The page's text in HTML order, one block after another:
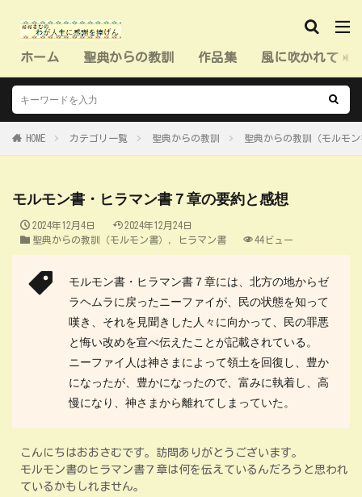
ホーム 聖典からの教訓 作品集 風に吹かれて（
HOME カテゴリ一覧 聖典からの教訓 聖典からの教訓（モルモ
モルモン書・ヒラマン書７章の要約と感想
2024年12月4日
2024年12月24日
聖典からの教訓（モルモン書）
ヒラマン書 44ビュー
モルモン書・ヒラマン書７章には、北方の地からゼ
ラヘムラに戻ったニーファイが、民の状態を知って
嘆き、それを見聞きした人々に向かって、民の罪悪
と悔い改めを宣べ伝えたことが記載されている。
ニーファイ人は神さまによって領土を回復し、豊か
になったが、豊かになったので、富みに執着し、高
慢になり、神さまから離れてしまっていた。
こんにちはおおさむです。訪問ありがとうございます。
モルモン書のヒラマン書７章は何を伝えているんだろうと思われ
ているかもしれません。